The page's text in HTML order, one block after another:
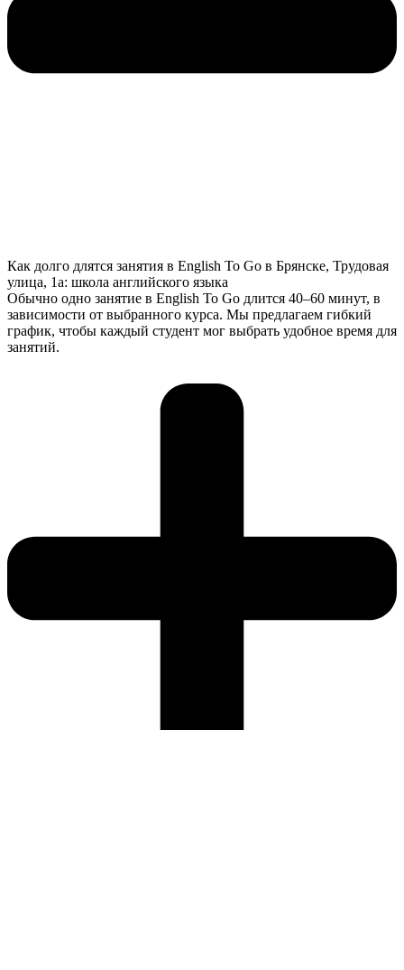
Как долго длятся занятия в English To Go в Брянске, Трудовая
улица, 1а: школа английского языка
Обычно одно занятие в English To Go длится 40–60 минут, в
зависимости от выбранного курса. Мы предлагаем гибкий
график, чтобы каждый студент мог выбрать удобное время для
занятий.